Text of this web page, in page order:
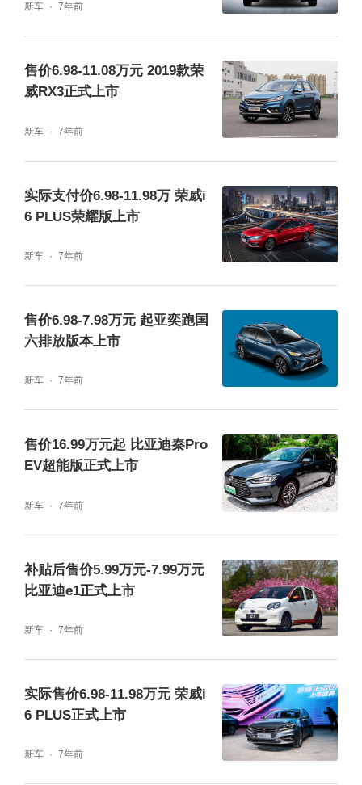
新车 7年前
售价6.98-11.08万元 2019款荣
威RX3正式上市
新车 7年前
实际支付价6.98-11.98万 荣威i
6 PLUS荣耀版上市
新车 7年前
售价6.98-7.98万元 起亚奕跑国
六排放版本上市
新车 7年前
售价16.99万元起 比亚迪秦Pro
EV超能版正式上市
新车 7年前
补贴后售价5.99万元-7.99万元
比亚迪e1正式上市
新车 7年前
实际售价6.98-11.98万元 荣威i
6 PLUS正式上市
新车 7年前